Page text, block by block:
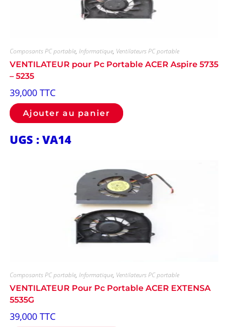
Composants PC portable, Informatique, Ventilateurs PC portable
VENTILATEUR pour Pc Portable ACER Aspire 5735
– 5235
39,000 TTC
Ajouter au panier
UGS : VA14
Composants PC portable, Informatique, Ventilateurs PC portable
VENTILATEUR Pour Pc Portable ACER EXTENSA
5535G
39,000 TTC